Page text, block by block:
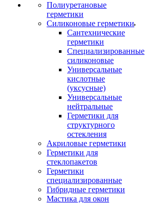
Полиуретановые
герметики
Силиконовые герметики
Сантехнические
герметики
Специализированные
силиконовые
Универсальные
кислотные
(уксусные)
Универсальные
нейтральные
Герметики для
структурного
остекления
Акриловые герметики
Герметики для
стеклопакетов
Герметики
специализированные
Гибридные герметики
Мастика для окон